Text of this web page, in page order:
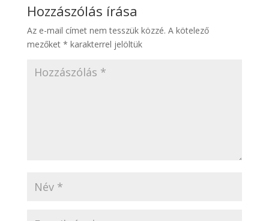
Hozzászólás írása
Az e-mail címet nem tesszük közzé. A kötelező
mezőket * karakterrel jelöltük